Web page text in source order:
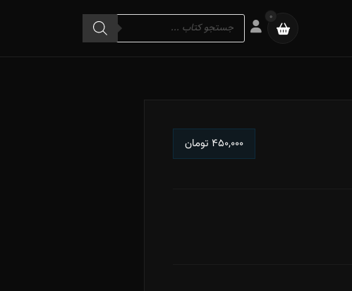
0
Products
search
۴۵۰,۰۰۰ تومان